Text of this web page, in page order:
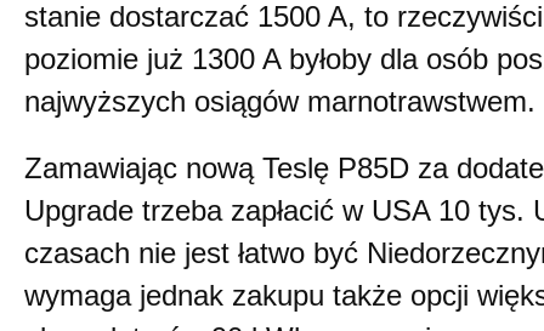
stanie dostarczać 1500 A, to
poziomie już 1300 A byłoby dla osób
najwyższych osiągów marnotrawstwem.
Zamawiając nową Teslę P85D za
Upgrade trzeba zapłacić w USA 10 tys.
czasach nie jest łatwo być
wymaga jednak zakupu także opcji